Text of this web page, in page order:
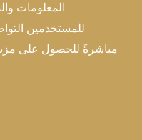
المعلومات
للمستخدمين
مباشرةً للحصول على